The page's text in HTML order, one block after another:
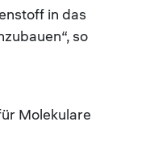
in das
so
Molekulare